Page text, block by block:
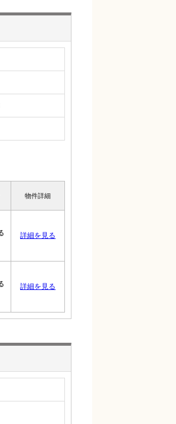
物件詳細
詳細を見る
詳細を見る